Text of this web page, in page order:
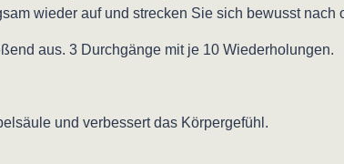
wieder auf und strecken Sie sich bewusst nach
aus. 3 Durchgänge mit je 10 Wiederholungen.
und verbessert das Körpergefühl.